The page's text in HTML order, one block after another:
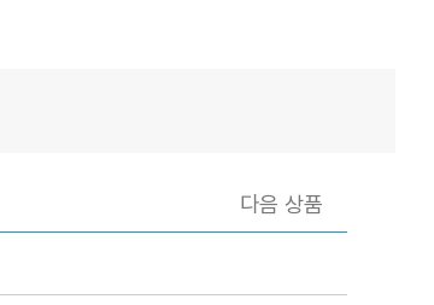
다음 상품